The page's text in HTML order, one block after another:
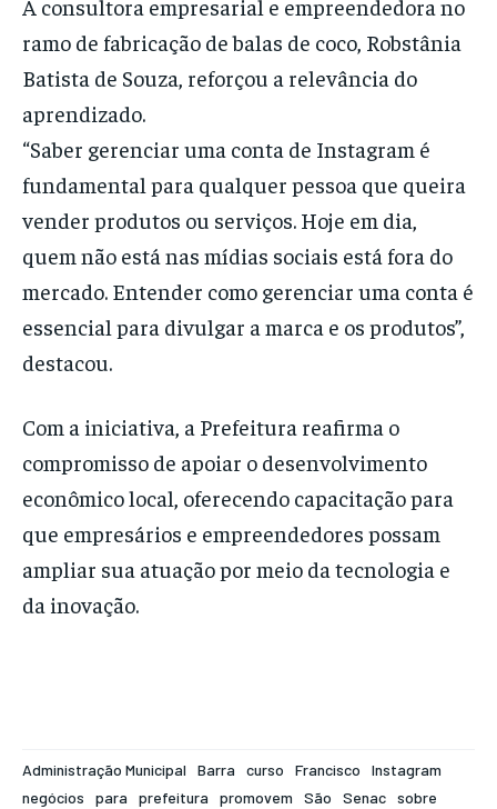
A consultora empresarial e empreendedora no
ramo de fabricação de balas de coco, Robstânia
Batista de Souza, reforçou a relevância do
aprendizado.
“Saber gerenciar uma conta de Instagram é
fundamental para qualquer pessoa que queira
vender produtos ou serviços. Hoje em dia,
quem não está nas mídias sociais está fora do
mercado. Entender como gerenciar uma conta é
essencial para divulgar a marca e os produtos”,
destacou.
Com a iniciativa, a Prefeitura reafirma o
compromisso de apoiar o desenvolvimento
econômico local, oferecendo capacitação para
que empresários e empreendedores possam
ampliar sua atuação por meio da tecnologia e
da inovação.
Administração Municipal Barra curso Francisco
Instagram
negócios
para prefeitura promovem São Senac sobre